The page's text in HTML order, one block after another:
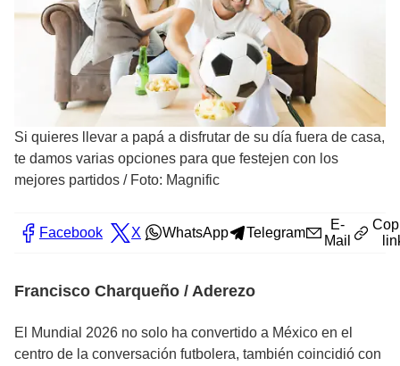
Si quieres llevar a papá a disfrutar de su día fuera de casa,
te damos varias opciones para que festejen con los
mejores partidos / Foto: Magnific
Facebook X WhatsApp Telegram
E-
Mail
Francisco Charqueño / Aderezo
El Mundial 2026 no solo ha convertido a México en el
centro de la conversación futbolera, también coincidió con